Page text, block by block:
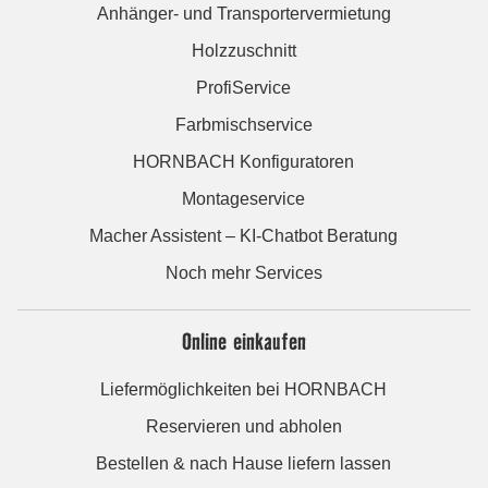
Anhänger- und Transportervermietung
Holzzuschnitt
ProfiService
Farbmischservice
HORNBACH Konfiguratoren
Montageservice
Macher Assistent – KI-Chatbot Beratung
Noch mehr Services
Online einkaufen
Liefermöglichkeiten bei HORNBACH
Reservieren und abholen
Bestellen & nach Hause liefern lassen